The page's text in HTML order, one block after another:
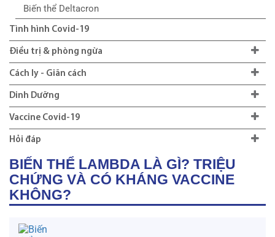
Biến thể Deltacron
Tình hình Covid-19
Điều trị & phòng ngừa
Cách ly - Giãn cách
Dinh Dưỡng
Vaccine Covid-19
Hỏi đáp
BIẾN THỂ LAMBDA LÀ GÌ? TRIỆU
CHỨNG VÀ CÓ KHÁNG VACCINE
KHÔNG?